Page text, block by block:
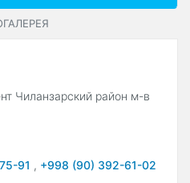
Чиланзарский район м-в
91 , +998 (90) 392-61-02